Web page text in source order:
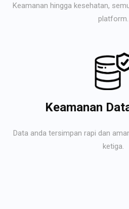
Keamanan hingga kesehatan,
platform.
Keamanan
Data anda tersimpan rapi dan
ketiga.